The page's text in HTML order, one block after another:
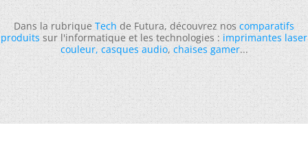
Dans la rubriqueTechde Futura, découvrez noscomparatifs
produitssur l'informatique et les technologies :imprimantes laser
couleur,casques audio,chaises gamer...